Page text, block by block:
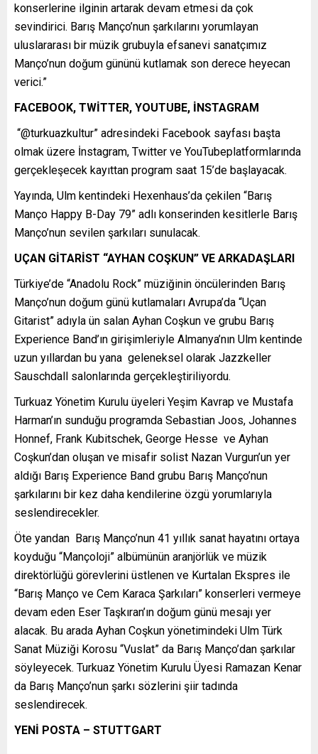
konserlerine ilginin artarak devam etmesi da çok
sevindirici. Barış Manço’nun şarkılarını yorumlayan
uluslararası bir müzik grubuyla efsanevi sanatçımız
Manço’nun doğum gününü kutlamak son derece heyecan
verici.”
FACEBOOK, TWİTTER, YOUTUBE, İNSTAGRAM
“@turkuazkultur” adresindeki Facebook sayfası başta
olmak üzere İnstagram, Twitter ve YouTubeplatformlarında
gerçekleşecek kayıttan program saat 15’de başlayacak.
Yayında, Ulm kentindeki Hexenhaus’da çekilen “Barış
Manço Happy B-Day 79” adlı konserinden kesitlerle Barış
Manço’nun sevilen şarkıları sunulacak.
UÇAN GİTARİST “AYHAN COŞKUN” VE ARKADAŞLARI
Türkiye’de “Anadolu Rock” müziğinin öncülerinden Barış
Manço’nun doğum günü kutlamaları Avrupa’da “Uçan
Gitarist” adıyla ün salan Ayhan Coşkun ve grubu Barış
Experience Band’ın girişimleriyle Almanya’nın Ulm kentinde
uzun yıllardan bu yana geleneksel olarak Jazzkeller
Sauschdall salonlarında gerçekleştiriliyordu.
Turkuaz Yönetim Kurulu üyeleri Yeşim Kavrap ve Mustafa
Harman’ın sunduğu programda Sebastian Joos, Johannes
Honnef, Frank Kubitschek, George Hesse ve Ayhan
Coşkun’dan oluşan ve misafir solist Nazan Vurgun’un yer
aldığı Barış Experience Band grubu Barış Manço’nun
şarkılarını bir kez daha kendilerine özgü yorumlarıyla
seslendirecekler.
Öte yandan Barış Manço’nun 41 yıllık sanat hayatını ortaya
koyduğu “Mançoloji” albümünün aranjörlük ve müzik
direktörlüğü görevlerini üstlenen ve Kurtalan Ekspres ile
“Barış Manço ve Cem Karaca Şarkıları” konserleri vermeye
devam eden Eser Taşkıran’ın doğum günü mesajı yer
alacak. Bu arada Ayhan Coşkun yönetimindeki Ulm Türk
Sanat Müziği Korosu “Vuslat” da Barış Manço’dan şarkılar
söyleyecek. Turkuaz Yönetim Kurulu Üyesi Ramazan Kenar
da Barış Manço’nun şarkı sözlerini şiir tadında
seslendirecek.
YENİ POSTA – STUTTGART